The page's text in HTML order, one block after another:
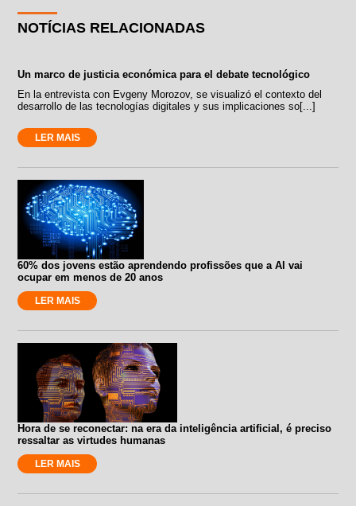
NOTÍCIAS RELACIONADAS
Un marco de justicia económica para el debate tecnológico
En la entrevista con Evgeny Morozov, se visualizó el contexto del
desarrollo de las tecnologías digitales y sus implicaciones so[...]
LER MAIS
60% dos jovens estão aprendendo profissões que a AI vai
ocupar em menos de 20 anos
LER MAIS
Hora de se reconectar: na era da inteligência artificial, é preciso
ressaltar as virtudes humanas
LER MAIS